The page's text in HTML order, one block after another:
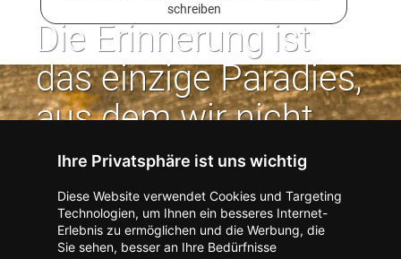
Ihre Privatsphäre ist uns wichtig
Diese Website verwendet Cookies und Targeting
Technologien, um Ihnen ein besseres Internet-
Erlebnis zu ermöglichen und die Werbung, die
Sie sehen, besser an Ihre Bedürfnisse
schreiben
Die Erinnerung ist
das einzige Paradies,
aus dem wir nicht
vertrieben werden
können. | Jean Paul
Kontakt zum Verlag aufnehmen Missbrauch melden